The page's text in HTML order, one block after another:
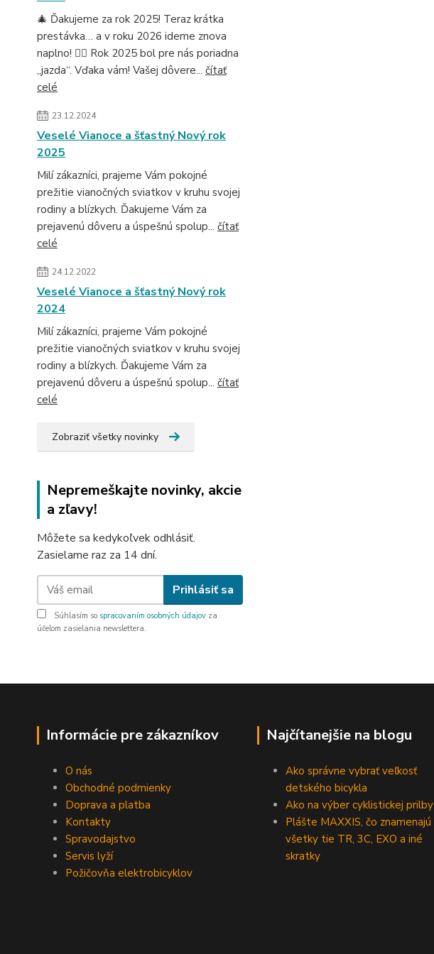
🎄 Ďakujeme za rok 2025! Teraz krátka
prestávka… a v roku 2026 ideme znova
naplno! 🚴‍♂️ Rok 2025 bol pre nás poriadna
„jazda“. Vďaka vám! Vašej dôvere... čítať
celé
23.12.2024
Veselé Vianoce a šťastný Nový rok
2025
Milí zákazníci, prajeme Vám pokojné
prežitie vianočných sviatkov v kruhu svojej
rodiny a blízkych. Ďakujeme Vám za
prejavenú dôveru a úspešnú spolup... čítať
celé
24.12.2022
Veselé Vianoce a šťastný Nový rok
2024
Milí zákazníci, prajeme Vám pokojné
prežitie vianočných sviatkov v kruhu svojej
rodiny a blízkych. Ďakujeme Vám za
prejavenú dôveru a úspešnú spolup... čítať
celé
Zobraziť všetky novinky
Nepremeškajte novinky, akcie
a zľavy!
Môžete sa kedykoľvek odhlásiť.
Zasielame raz za 14 dní.
Prihlásiť sa
Súhlasím so spracovaním osobných údajov za
účelom zasielania newslettera.
Informácie pre zákazníkov
O nás
Obchodné podmienky
Doprava a platba
Kontakty
Spravodajstvo
Servis lyží
Požičovňa elektrobicyklov
Najčítanejšie na blogu
Ako správne vybrať veľkosť
detského bicykla
Ako na výber cyklistickej prilby
Plášte MAXXIS, čo znamenajú
všetky tie TR, 3C, EXO a iné
skratky